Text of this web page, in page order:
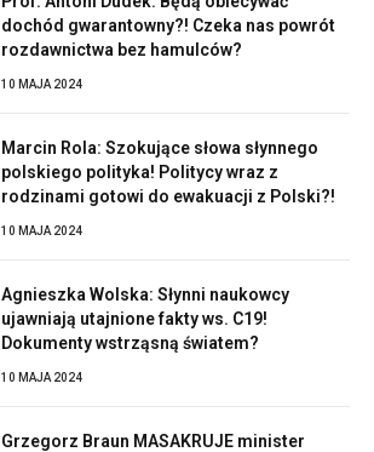
dochód gwarantowny?! Czeka nas powrót
rozdawnictwa bez hamulców?
10 MAJA 2024
Marcin Rola: Szokujące słowa słynnego
polskiego polityka! Politycy wraz z
rodzinami gotowi do ewakuacji z Polski?!
10 MAJA 2024
Agnieszka Wolska: Słynni naukowcy
ujawniają utajnione fakty ws. C19!
Dokumenty wstrząsną światem?
10 MAJA 2024
Grzegorz Braun MASAKRUJE minister